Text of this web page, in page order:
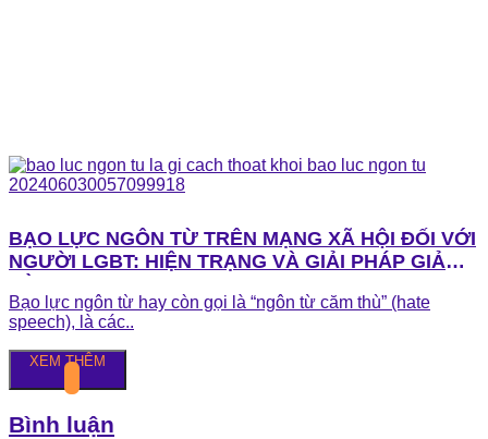
BẠO LỰC NGÔN TỪ TRÊN MẠNG XÃ HỘI ĐỐI VỚI
NGƯỜI LGBT: HIỆN TRẠNG VÀ GIẢI PHÁP GIẢM
Bạo lực ngôn từ hay còn gọi là “ngôn từ căm thù” (hate
speech), là các..
Bình luận